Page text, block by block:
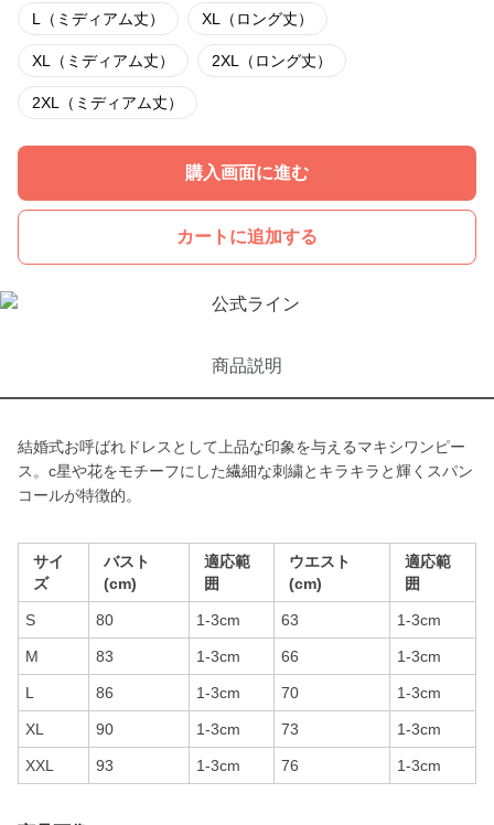
L（ミディアム丈） XL（ロング丈）
XL（ミディアム丈） 2XL（ロング丈）
2XL（ミディアム丈）
購入画面に進む
カートに追加する
商品説明
結婚式お呼ばれドレスとして上品な印象を与えるマキシワンピー
ス。c星や花をモチーフにした繊細な刺繍とキラキラと輝くスパン
コールが特徴的。
サイ
ズ
バスト
(cm)
適応範
囲
ウエスト
(cm)
適応範
囲
S 80 1-3cm 63 1-3cm
M 83 1-3cm 66 1-3cm
L 86 1-3cm 70 1-3cm
XL 90 1-3cm 73 1-3cm
XXL 93 1-3cm 76 1-3cm